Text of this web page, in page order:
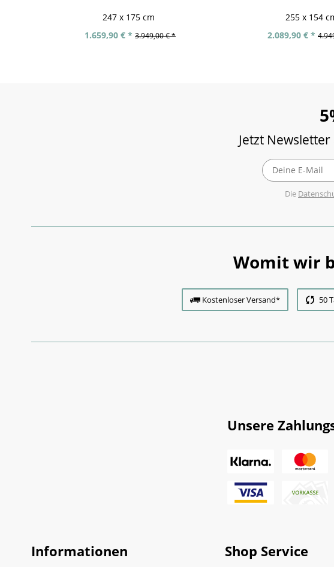
247 x 175 cm
1.659,90 € * 3.949,00 € *
255 x 154
2.089,90 € *
Jetzt
Die
Womit wir
Kostenloser Versand* 50
Unsere
Informationen Shop Service